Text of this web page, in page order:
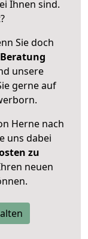
Ihnen sind.
Sie doch
unsere
gerne auf
Herne nach
uns dabei
zu
neuen